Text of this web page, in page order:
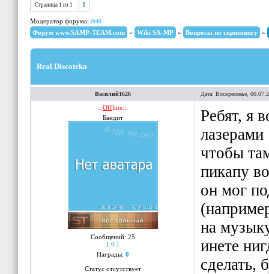
Страница 1 из 1 1
Модератор форума: dr40
Форум www.SAMP-TEAM.com » Wiki SA-MP » Вопросы по скриптингу »
Real Discoteka
Василий1626 Дата: Воскресенье,
.::Offline::.
Бандит
Сообщений: 25
[ 0 ]
Награды: 0
Статус отсутствует
Ребят, я
чтобы
пикапу
он мог
на
инете
сделать,